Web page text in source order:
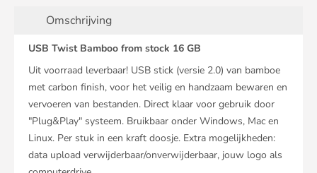
Omschrijving
USB Twist Bamboo from stock 16 GB
Uit voorraad leverbaar! USB stick (versie 2.0) van bamboe
met carbon finish, voor het veilig en handzaam bewaren en
vervoeren van bestanden. Direct klaar voor gebruik door
"Plug&Play" systeem. Bruikbaar onder Windows, Mac en
Linux. Per stuk in een kraft doosje. Extra mogelijkheden:
data upload verwijderbaar/onverwijderbaar, jouw logo als